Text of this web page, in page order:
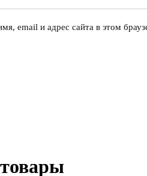
email и адрес сайта в этом